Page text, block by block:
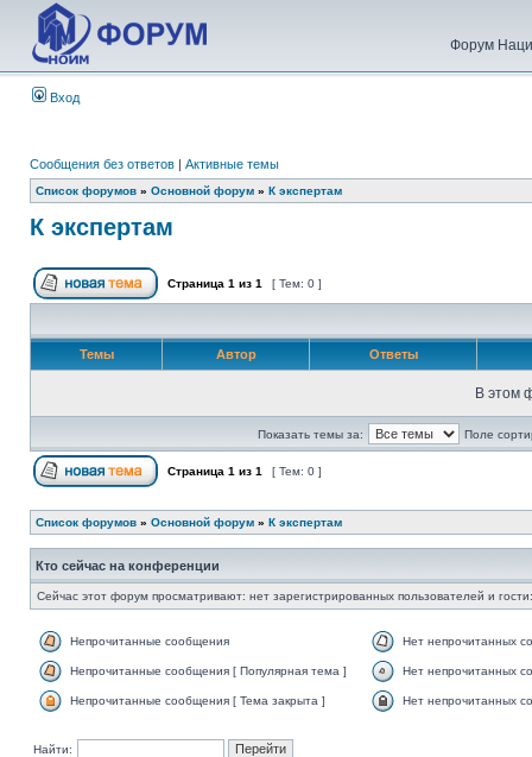
Форум
Вход
Сообщения без ответов | Активные темы
Список форумов » Основной форум » К экспертам
К экспертам
Страница 1 из 1 [ Тем: 0 ]
Темы Автор Ответы
В этом
Показать темы за: Поле
Страница 1 из 1 [ Тем: 0 ]
Список форумов » Основной форум » К экспертам
Кто сейчас на конференции
Сейчас этот форум просматривают: нет зарегистрированных пользователей и
Непрочитанные сообщения Нет непрочитанных
Непрочитанные сообщения [ Популярная тема ] Нет непрочитанных
Непрочитанные сообщения [ Тема закрыта ] Нет непрочитанных
Найти: